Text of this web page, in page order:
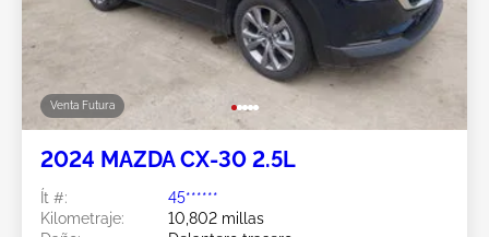
Venta Futura
2024 MAZDA CX-30 2.5L
Ít #:
45******
Kilometraje:
10,802 millas